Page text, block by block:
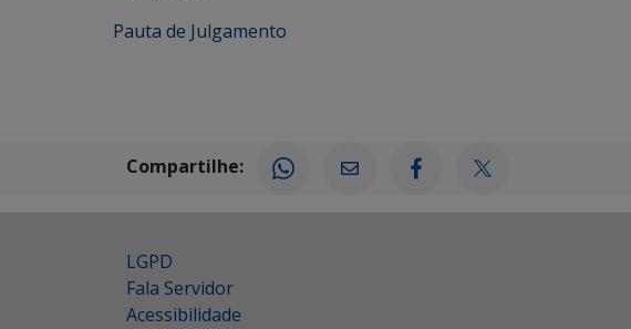
Pauta de Julgamento
Compartilhe:
LGPD
Fala Servidor
Acessibilidade